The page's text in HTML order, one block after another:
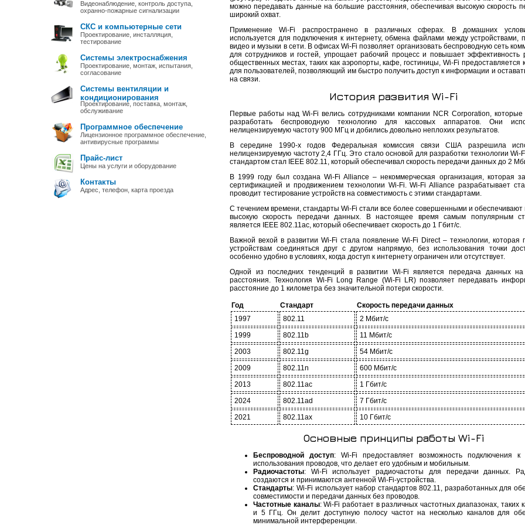
Видеонаблюдение, контроль доступа,
охранно-пожарные сигнализации
СКС и компьютерные сети
Проектирование, инсталляция,
тестирование
Системы электроснабжения
Проектирование, монтаж, испытания,
согласование
Системы вентиляции и
кондиционирования
Проектирование, поставка, монтаж,
обслуживание
Программное обеспечение
Лицензионное программное обеспечение,
антивирусные программы
Прайс-лист
Цены на услуги и оборудование
Контакты
Адрес, телефон, карта проезда
можно передавать данные на большие расстояния, обеспечивая высокую скорость
широкий охват.
Применение Wi-Fi распространено в различных сферах. В домашних
используется для подключения к интернету, обмена файлами между устройствами,
видео и музыки в сети. В офисах Wi-Fi позволяет организовать беспроводную сеть
для сотрудников и гостей, упрощает рабочий процесс и повышает эффективность
общественных местах, таких как аэропорты, кафе, гостиницы, Wi-Fi предоставляется
для пользователей, позволяющий им быстро получить доступ к информации и
на связи.
История развития Wi-Fi
Первые работы над Wi-Fi велись сотрудниками компании NCR Corporation, которые
разработать беспроводную технологию для кассовых аппаратов. Они
нелицензируемую частоту 900 МГц и добились довольно неплохих результатов.
В середине 1990-х годов Федеральная комиссия связи США разрешила
нелицензируемую частоту 2,4 ГГц. Это стало основой для разработки технологии
стандартом стал IEEE 802.11, который обеспечивал скорость передачи данных до 2
В 1999 году был создана Wi-Fi Alliance – некоммерческая организация, которая
сертификацией и продвижением технологии Wi-Fi. Wi-Fi Alliance разрабатывает
проводит тестирование устройств на совместимость с этими стандартами.
С течением времени, стандарты Wi-Fi стали все более совершенными и обеспечивают
высокую скорость передачи данных. В настоящее время самым популярным
является IEEE 802.11ac, который обеспечивает скорость до 1 Гбит/с.
Важной вехой в развитии Wi-Fi стала появление Wi-Fi Direct – технологии, которая
устройствам соединяться друг с другом напрямую, без использования точки
особенно удобно в условиях, когда доступ к интернету ограничен или отсутствует.
Одной из последних тенденций в развитии Wi-Fi является передача данных
расстояния. Технология Wi-Fi Long Range (Wi-Fi LR) позволяет передавать
расстояние до 1 километра без значительной потери скорости.
Год Стандарт
Скорость передачи данных
1997
802.11
2 Мбит/с
1999
802.11b
11 Мбит/с
2003
802.11g
54 Мбит/с
2009
802.11n
600 Мбит/с
2013
802.11ac
1 Гбит/с
2024
802.11ad
7 Гбит/с
2021
802.11ax 10 Гбит/с
Основные принципы работы Wi-Fi
Беспроводной доступ: Wi-Fi предоставляет возможность подключения к
использования проводов, что делает его удобным и мобильным.
Радиочастоты: Wi-Fi использует радиочастоты для передачи данных.
создаются и принимаются антенной Wi-Fi-устройства.
Стандарты: Wi-Fi использует набор стандартов 802.11, разработанных для
совместимости и передачи данных без проводов.
Частотные каналы: Wi-Fi работает в различных частотных диапазонах, таких
и 5 ГГц. Он делит доступную полосу частот на несколько каналов для
минимальной интерференции.